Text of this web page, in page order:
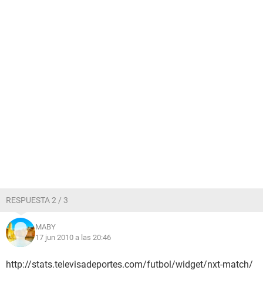
RESPUESTA 2 / 3
MABY
17 jun 2010 a las 20:46
http://stats.televisadeportes.com/futbol/widget/nxt-match/